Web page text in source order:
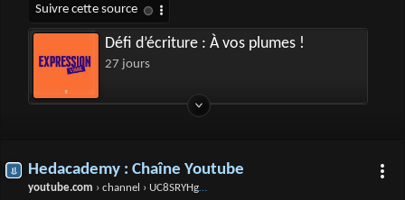
Défi d’écriture : À vos plumes !
27 jours
Hedacademy : Chaîne Youtube
youtube.com › channel › UC8SRYHgGMqAYZehYdznaqvQ